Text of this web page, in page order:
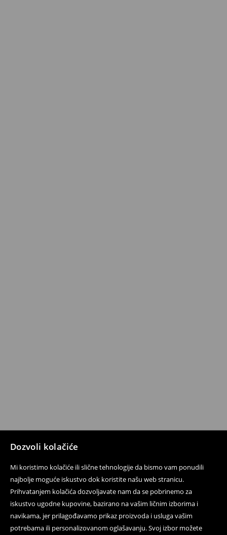
Dozvoli kolačiće
Mi koristimo kolačiće ili slične tehnologije da bismo vam ponudili
najbolje moguće iskustvo dok koristite našu web stranicu.
Prihvatanjem kolačića dozvoljavate nam da se pobrinemo za
iskustvo ugodne kupovine, bazirano na vašim ličnim izborima i
navikama, jer prilagođavamo prikaz proizvoda i usluga vašim
potrebama ili personalizovanom oglašavanju. Svoj izbor možete